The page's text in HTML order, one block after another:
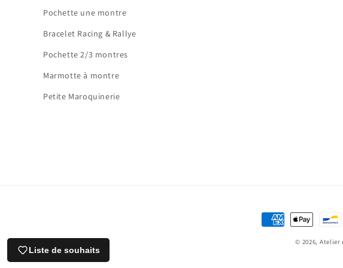
Pochette une montre
Bracelet Racing & Rallye
Pochette 2/3 montres
Marmotte à montre
Petite Maroquinerie
Moyens
© 2026, Atelier
Liste de souhaits